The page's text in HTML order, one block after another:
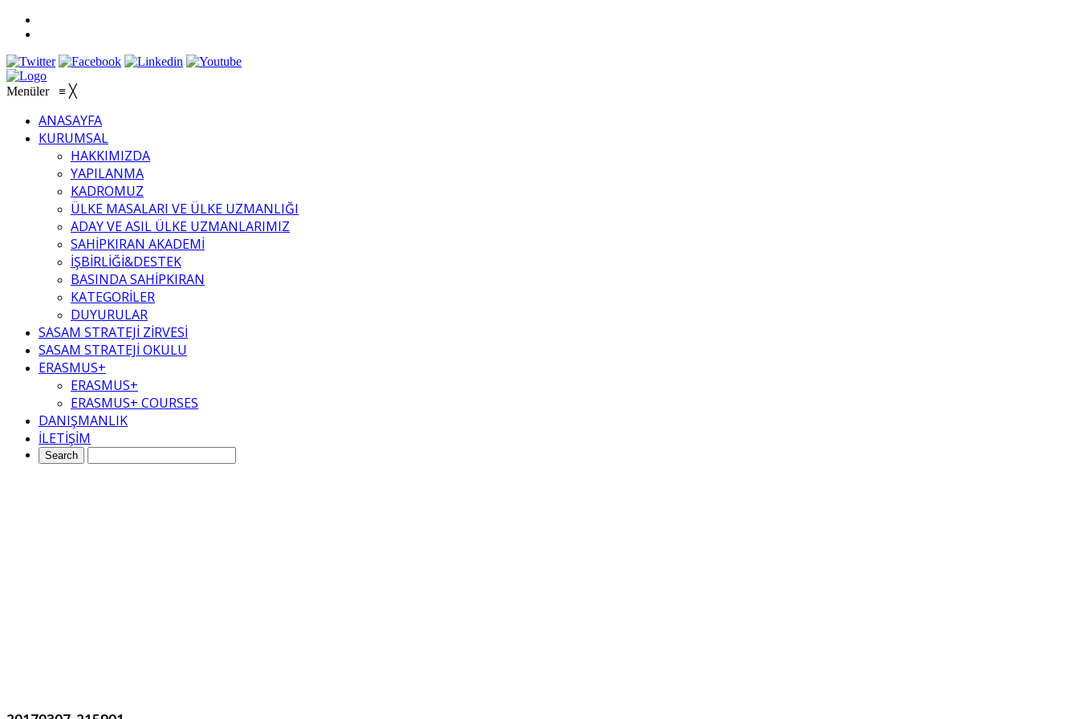
Menüler ≡ ╳
ANASAYFA
KURUMSAL
HAKKIMIZDA
YAPILANMA
KADROMUZ
ÜLKE MASALARI VE ÜLKE UZMANLIĞI
ADAY VE ASIL ÜLKE UZMANLARIMIZ
SAHİPKIRAN AKADEMİ
İŞBİRLİĞİ&DESTEK
BASINDA SAHİPKIRAN
KATEGORİLER
DUYURULAR
SASAM STRATEJİ ZİRVESİ
SASAM STRATEJİ OKULU
ERASMUS+
ERASMUS+
ERASMUS+ COURSES
DANIŞMANLIK
İLETİŞİM